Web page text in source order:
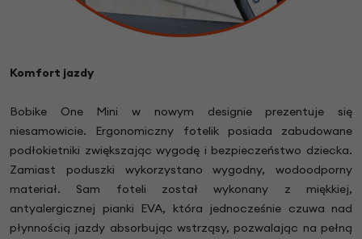
Komfort jazdy
Bobike One Mini w nowym designie prezentuje się
niesamowicie. Ergonomiczny fotelik posiada zabudowane
podłokietniki zwiększając wygodę i bezpieczeństwo dziecka.
Zamiast poduszki wykorzystano wygodny, wodoodporny
materiał. Sam foteli został wykonany z miękkiej,
antyalergicznej pianki EVA, która jednocześnie czuwa nad
płynnością jazdy absorbując wstrząsy, pozwalając na pełną